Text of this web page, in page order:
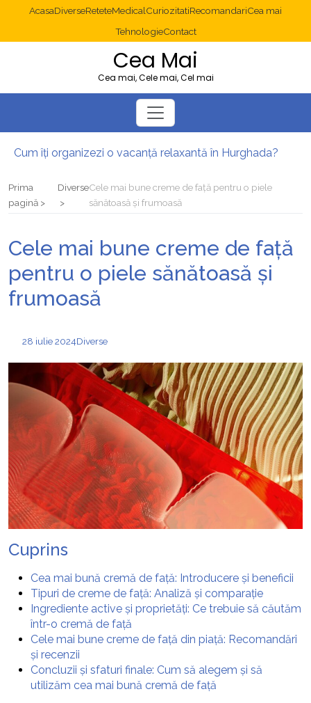
AcasaDiverseReteteMedicalCuriozitatiRecomandariCea mai
TehnologieContact
Cea Mai
Cea mai, Cele mai, Cel mai
Cum îți organizezi o vacanță relaxantă în Hurghada?
Prima
pagină
DiverseCele mai bune creme de față pentru o piele
sănătoasă și frumoasă
Cele mai bune creme de față
pentru o piele sănătoasă și
frumoasă
28 iulie 2024Diverse
Cuprins
Cea mai bună cremă de față: Introducere și beneficii
Tipuri de creme de față: Analiză și comparație
Ingrediente active și proprietăți: Ce trebuie să căutăm
într-o cremă de față
Cele mai bune creme de față din piață: Recomandări
și recenzii
Concluzii și sfaturi finale: Cum să alegem și să
utilizăm cea mai bună cremă de față